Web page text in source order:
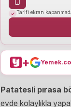
Tarifi ekran
+
Patatesli pırasa
evde kolaylıkla